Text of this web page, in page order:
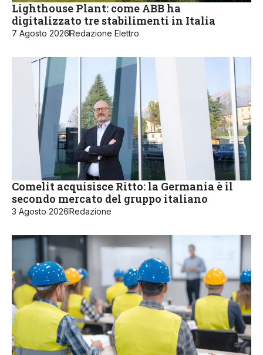
Lighthouse Plant: come ABB ha
digitalizzato tre stabilimenti in Italia
7 Agosto 2026Redazione Elettro
Comelit acquisisce Ritto: la Germania è il
secondo mercato del gruppo italiano
3 Agosto 2026Redazione